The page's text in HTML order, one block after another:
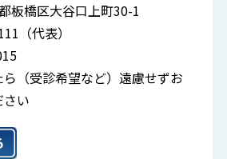
板橋区大谷口上町30-1
（代表）
（受診希望など）遠慮せずお
い